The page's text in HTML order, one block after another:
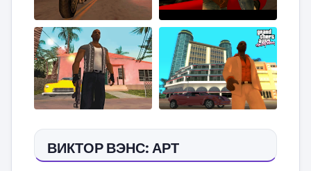
ВИКТОР ВЭНС: АРТ